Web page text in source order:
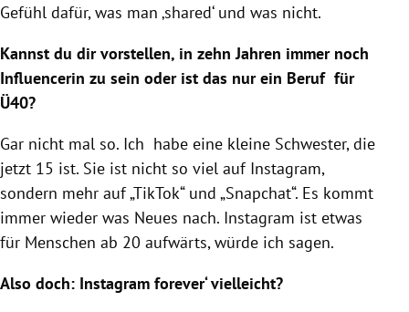
Gefühl dafür, was man ‚shared‘ und was nicht.
Kannst du dir vorstellen, in zehn Jahren immer noch
Influencerin zu sein oder ist das nur ein Beruf für
Ü40?
Gar nicht mal so. Ich habe eine kleine Schwester, die
jetzt 15 ist. Sie ist nicht so viel auf Instagram,
sondern mehr auf „TikTok“ und „Snapchat“. Es kommt
immer wieder was Neues nach. Instagram ist etwas
für Menschen ab 20 aufwärts, würde ich sagen.
Also doch: Instagram forever‘ vielleicht?